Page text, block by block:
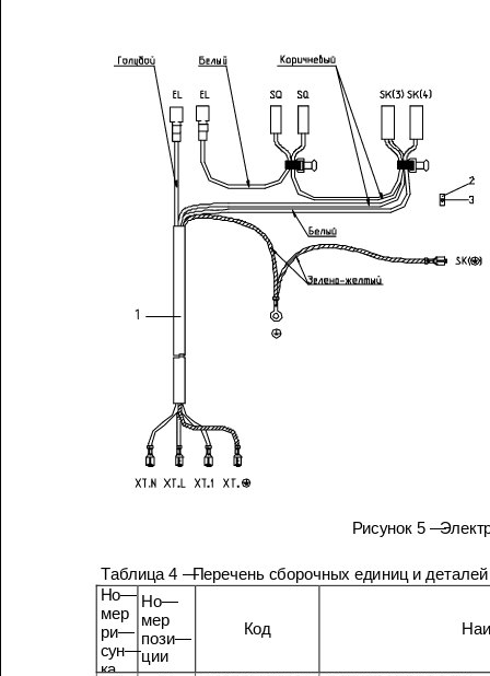
Рисунок 5 —
Продолжение таблицы 4
Но—
мер
ри—
сун—
ка
Но—
мер
пози—
ции
Код
Таблица 4 — Перечень сборочных единиц и деталей